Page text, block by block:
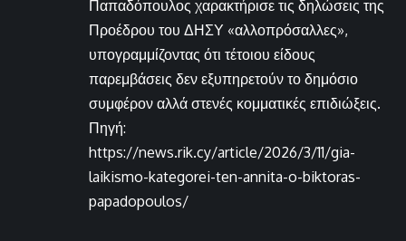
Παπαδόπουλος χαρακτήρισε τις δηλώσεις της
Προέδρου του ΔΗΣΥ «αλλοπρόσαλλες»,
υπογραμμίζοντας ότι τέτοιου είδους
παρεμβάσεις δεν εξυπηρετούν το δημόσιο
συμφέρον αλλά στενές κομματικές επιδιώξεις.
Πηγή:
https://news.rik.cy/article/2026/3/11/gia-
laikismo-kategorei-ten-annita-o-biktoras-
papadopoulos/